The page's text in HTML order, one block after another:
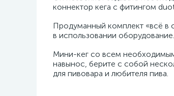
коннектор кега с фитингом
Продуманный комплект «всё в
в использовании оборудование.
Мини-кег со всем
навынос, берите с собой
для пивовара и любителя пива.